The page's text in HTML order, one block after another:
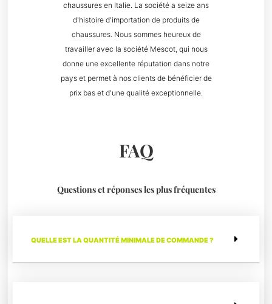
chaussures en Italie. La société a seize ans
d'histoire d'importation de produits de
chaussures. Nous sommes heureux de
travailler avec la société Mescot, qui nous
donne une excellente réputation dans notre
pays et permet à nos clients de bénéficier de
prix bas et d'une qualité exceptionnelle.
FAQ
Questions et réponses les plus fréquentes
QUELLE EST LA QUANTITÉ MINIMALE DE COMMANDE ?